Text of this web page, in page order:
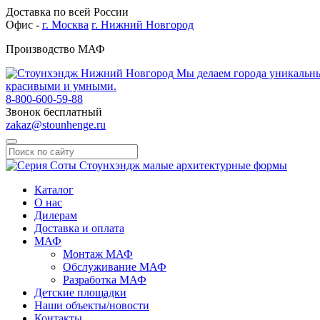
Доставка по всей России
Офис - г. Москва г. Нижний Новгород
Производство МАФ
Мы делаем города
красивыми и умными.
8-800-600-59-88
Звонок бесплатный
zakaz@stounhenge.ru
Каталог
О нас
Дилерам
Доставка и оплата
МАФ
Монтаж МАФ
Обслуживание МАФ
Разработка МАФ
Детские площадки
Наши объекты/новости